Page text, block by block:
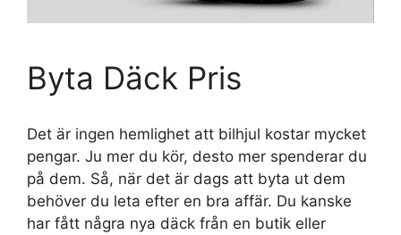
Byta Däck Pris
Det är ingen hemlighet att bilhjul kostar mycket
pengar. Ju mer du kör, desto mer spenderar du
på dem. Så, när det är dags att byta ut dem
behöver du leta efter en bra affär. Du kanske
har fått några nya däck från en butik eller